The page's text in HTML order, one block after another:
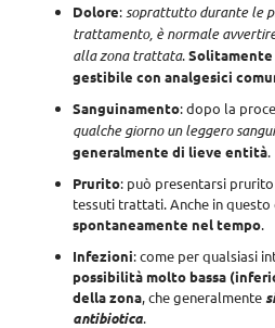
Dolore:soprattutto durante le
trattamento, è normale
alla zona trattata.Solitamente
gestibile con analgesici
Sanguinamento: dopo la
qualche giorno un leggero
generalmente di lieve entità.
Prurito: può presentarsi
tessuti trattati. Anche in questo
spontaneamente nel tempo.
Infezioni: come per qualsiasi
possibilità molto bassa
della zona, che generalmente
antibiotica.